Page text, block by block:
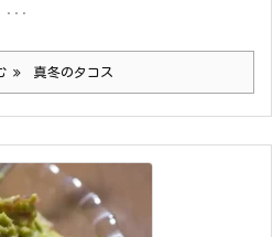
...
真冬のタコス